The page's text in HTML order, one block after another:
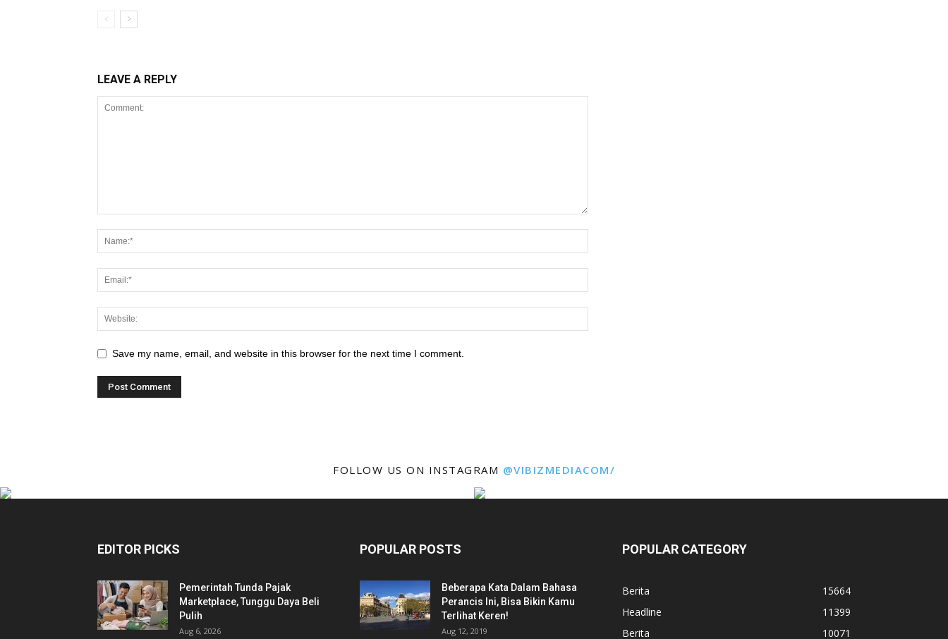
LEAVE A REPLY
Save my name, email, and website in this browser for the next time I comment.
FOLLOW US ON INSTAGRAM @VIBIZMEDIACOM/
EDITOR PICKS
Pemerintah Tunda Pajak
Marketplace, Tunggu Daya Beli
Pulih
Aug 6, 2026
POPULAR POSTS
Beberapa Kata Dalam Bahasa
Perancis Ini, Bisa Bikin Kamu
Terlihat Keren!
Aug 12, 2019
POPULAR CATEGORY
Berita
15664
Headline
11399
Berita
10071